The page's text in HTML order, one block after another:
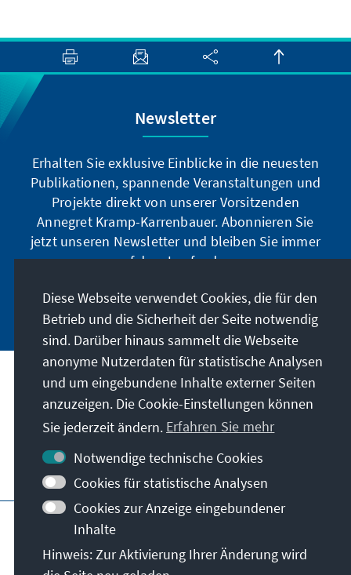
Newsletter
Erhalten Sie exklusive Einblicke in die neuesten
Publikationen, spannende Veranstaltungen und
Projekte direkt von unserer Vorsitzenden
Annegret Kramp-Karrenbauer. Abonnieren Sie
jetzt unseren Newsletter und bleiben Sie immer
auf dem Laufenden.
Jetzt abonnieren
Unser Auftrag
Kontakt
Weitere Angebote der Stiftung
Impressum
Datenschutz
Nutzungsbedingungen
Erklärung zur Barrierefreiheit
Barriere melden
Diese Webseite verwendet Cookies, die für den
Betrieb und die Sicherheit der Seite notwendig
sind. Darüber hinaus sammelt die Webseite
anonyme Nutzerdaten für statistische Analysen
und um eingebundene Inhalte externer Seiten
anzuzeigen. Die Cookie-Einstellungen können
Sie jederzeit ändern. Erfahren Sie mehr
Notwendige technische Cookies
Cookies für statistische Analysen
Cookies zur Anzeige eingebundener
Inhalte
Hinweis: Zur Aktivierung Ihrer Änderung wird